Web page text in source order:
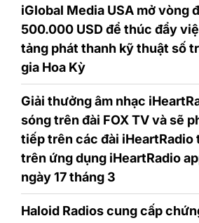
iGlobal Media USA mở vòng
500.000 USD để thúc đẩy
tảng phát thanh kỹ thuật số
gia Hoa Kỳ
Giải thưởng âm nhạc
sóng trên đài FOX TV và sẽ
tiếp trên các đài iHeartRadio
trên ứng dụng iHeartRadio
ngày 17 tháng 3
Haloid Radios cung cấp